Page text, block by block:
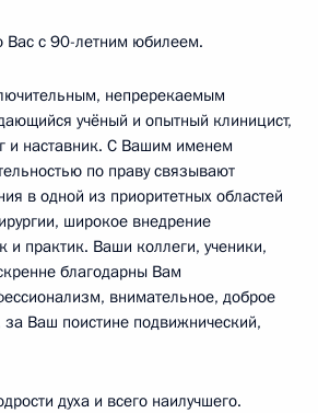
Вас с 90-летним юбилеем.
непререкаемым
учёный и опытный клиницист,
и наставник. С Вашим именем
по праву связывают
в одной из приоритетных областей
широкое внедрение
и практик. Ваши коллеги, ученики,
благодарны Вам
внимательное, доброе
Ваш поистине подвижнический,
духа и всего наилучшего.